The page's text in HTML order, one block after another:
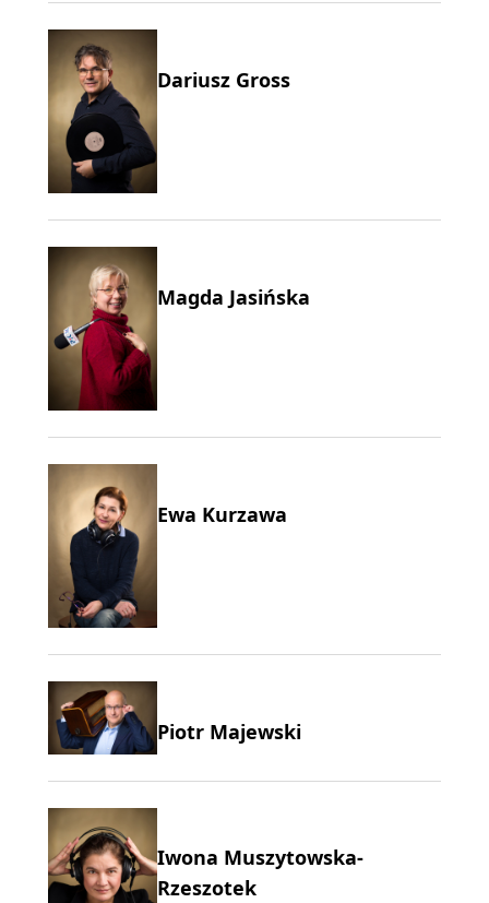
Dariusz Gross
Magda Jasińska
Ewa Kurzawa
Piotr Majewski
Iwona Muszytowska-
Rzeszotek